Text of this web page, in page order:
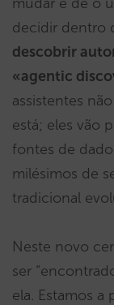
decidir dentro
descobrir
«agentic
assistentes
está; eles vão
fontes de
milésimos de
tradicional
Neste novo
ser
ela. Estamos a